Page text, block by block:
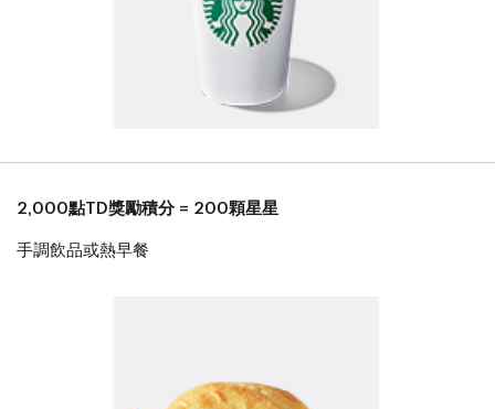
2,000點TD獎勵積分 = 200顆星星
手調飲品或熱早餐